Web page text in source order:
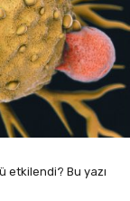
etkilendi? Bu yazı